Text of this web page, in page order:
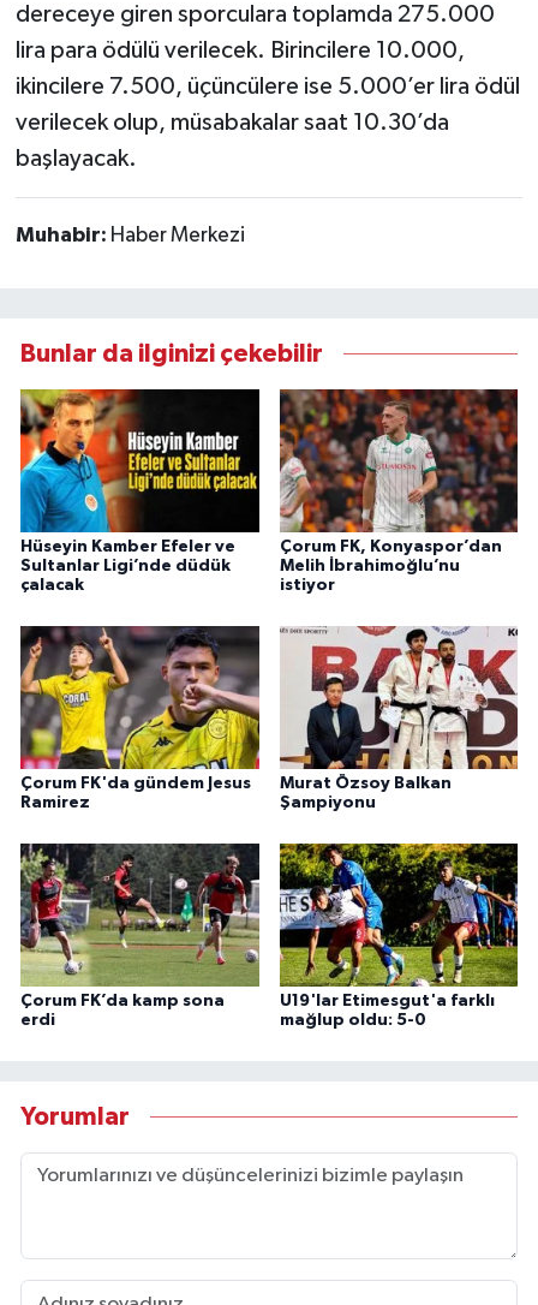
dereceye giren sporculara toplamda 275.000
lira para ödülü verilecek. Birincilere 10.000,
ikincilere 7.500, üçüncülere ise 5.000’er lira ödül
verilecek olup, müsabakalar saat 10.30’da
başlayacak.
Muhabir: Haber Merkezi
Bunlar da ilginizi çekebilir
Hüseyin Kamber Efeler ve
Sultanlar Ligi’nde düdük
çalacak
Çorum FK, Konyaspor’dan
Melih İbrahimoğlu’nu
istiyor
Çorum FK'da gündem Jesus
Ramirez
Murat Özsoy Balkan
Şampiyonu
Çorum FK’da kamp sona
erdi
U19'lar Etimesgut'a farklı
mağlup oldu: 5-0
Yorumlar